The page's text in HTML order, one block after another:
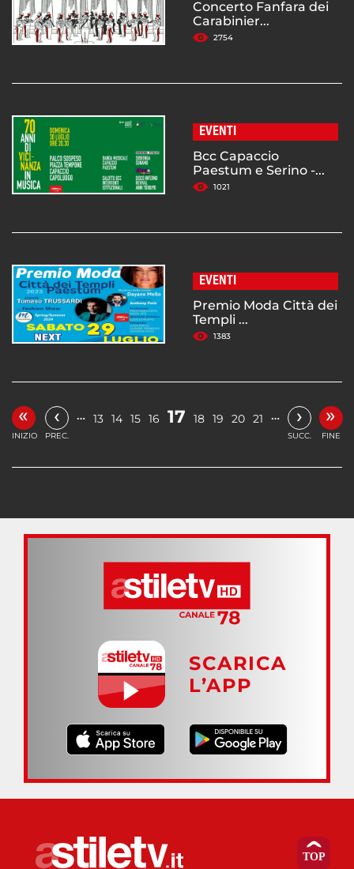
Concerto Fanfara dei
Carabinier...
2754
EVENTI
Bcc Capaccio
Paestum e Serino -...
1021
EVENTI
Premio Moda Città dei
Templi ...
1383
«
INIZIO
‹
PREC.
… 13 14 15 16 17 18 19 20 21 … ›
SUCC.
»
FINE
SCARICA
L’APP